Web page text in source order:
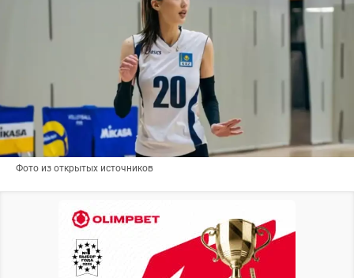
Фото из открытых источников